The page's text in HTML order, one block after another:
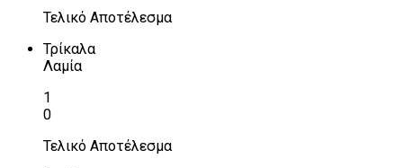
Τελικό Αποτέλεσμα
Τρίκαλα
Λαμία
1
0
Τελικό Αποτέλεσμα